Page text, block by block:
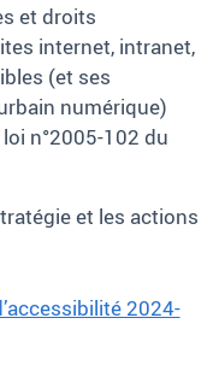
et droits
internet, intranet,
(et ses
numérique)
n°2005-102 du
et les actions
2024-